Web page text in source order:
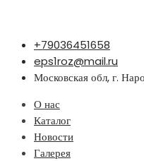
Перейти
содержимому
+79036451658
eps1roz@mail.ru
Московская обл, г.
О нас
Каталог
Новости
Галерея